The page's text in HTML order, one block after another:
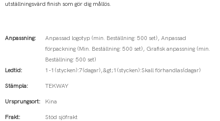
utställningsvärd finish som gör dig mållös.
Anpassning:
Anpassad logotyp (min. Beställning: 500 set), Anpassad
förpackning (Min. Beställning: 500 set), Grafisk anpassning (min.
Beställning: 500 set)
Ledtid:
1-1(stycken):7(dagar),&gt;1(stycken):Skall förhandlas(dagar)
Stämpla: TEKWAY
Ursprungsort: Kina
Frakt: Stöd sjöfrakt